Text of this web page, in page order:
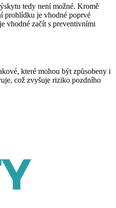
tedy není možné. Kromě
prohlídku je vhodné poprvé
vhodné začít s preventivními
které mohou být způsobeny i
což zvyšuje riziko pozdního